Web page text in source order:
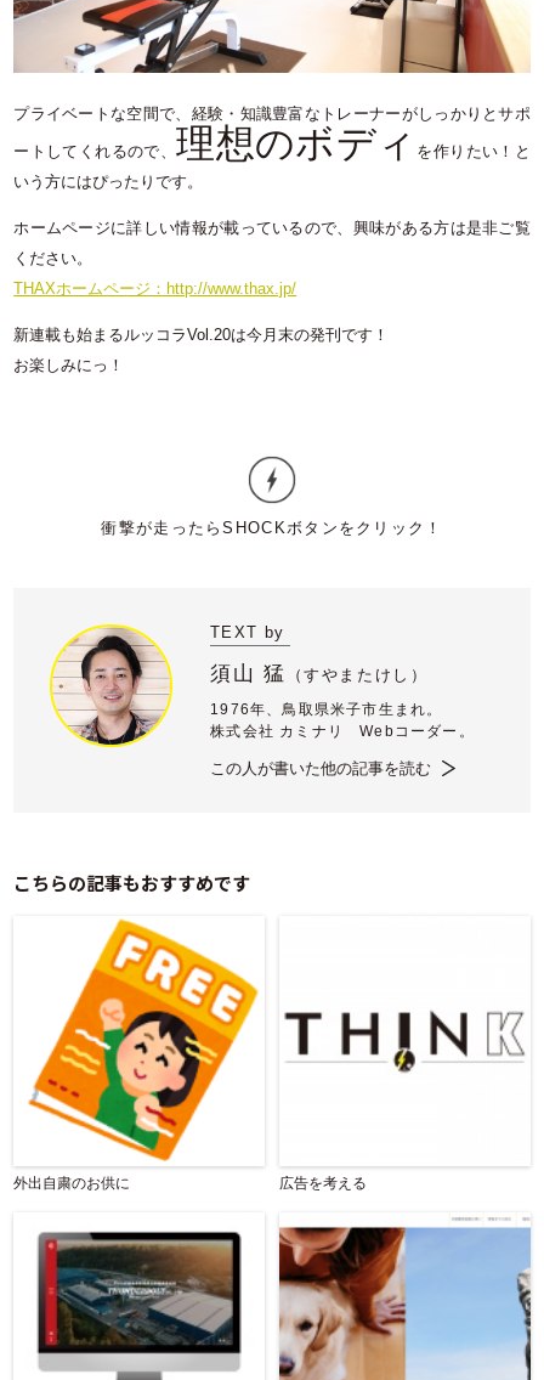
プライベートな空間で、経験・知識豊富なトレーナーがしっかりとサポ
ートしてくれるので、理想のボディ を作りたい！と
いう方にはぴったりです。
ホームページに詳しい情報が載っているので、興味がある方は是非ご覧
ください。
THAXホームページ：http://www.thax.jp/
新連載も始まるルッコラVol.20は今月末の発刊です！
お楽しみにっ！
TEXT by
須山 猛 （すやまたけし）
1976年、鳥取県米子市生まれ。
株式会社 カミナリ Webコーダー。
この人が書いた他の記事を読む
こちらの記事もおすすめです
外出自粛のお供に 広告を考える